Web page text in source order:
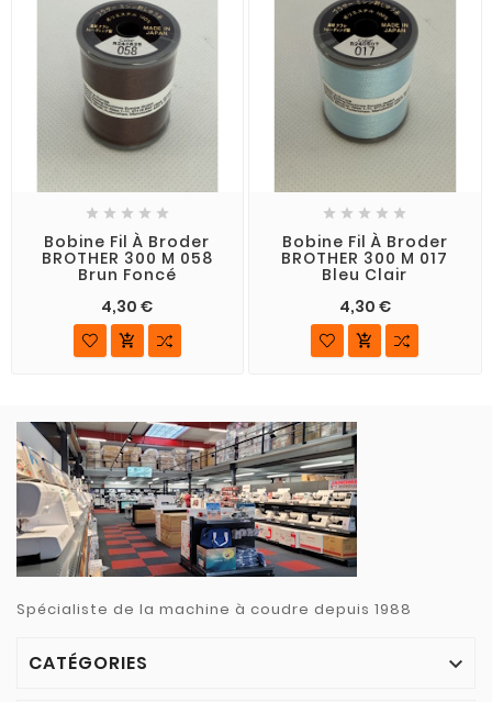
    
Bobine Fil À Broder
BROTHER 300 M 058
Brun Foncé
4,30 €

    
Bobine Fil À Broder
BROTHER 300 M 017
Bleu Clair
4,30 €

Spécialiste de la machine à coudre depuis 1988
CATÉGORIES 